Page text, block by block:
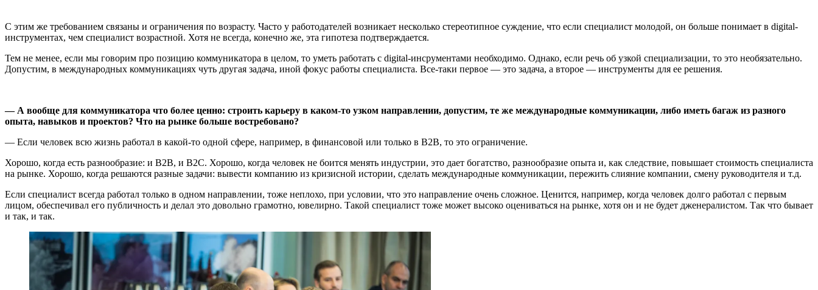
С этим же требованием связаны и ограничения по возрасту. Часто у работодателей возникает несколько стереотипное суждение, что если специалист молодой, он больше понимает в digital-
инструментах, чем специалист возрастной. Хотя не всегда, конечно же, эта гипотеза подтверждается.
Тем не менее, если мы говорим про позицию коммуникатора в целом, то уметь работать с digital-инсрументами необходимо. Однако, если речь об узкой специализации, то это необязательно.
Допустим, в международных коммуникациях чуть другая задача, иной фокус работы специалиста. Все-таки первое — это задача, а второе — инструменты для ее решения.
— А вообще для коммуникатора что более ценно: строить карьеру в каком-то узком направлении, допустим, те же международные коммуникации, либо иметь багаж из разного
опыта, навыков и проектов? Что на рынке больше востребовано?
— Если человек всю жизнь работал в какой-то одной сфере, например, в финансовой или только в B2B, то это ограничение.
Хорошо, когда есть разнообразие: и B2B, и B2C. Хорошо, когда человек не боится менять индустрии, это дает богатство, разнообразие опыта и, как следствие, повышает стоимость специалиста
на рынке. Хорошо, когда решаются разные задачи: вывести компанию из кризисной истории, сделать международные коммуникации, пережить слияние компании, смену руководителя и т.д.
Если специалист всегда работал только в одном направлении, тоже неплохо, при условии, что это направление очень сложное. Ценится, например, когда человек долго работал с первым
лицом, обеспечивал его публичность и делал это довольно грамотно, ювелирно. Такой специалист тоже может высоко оцениваться на рынке, хотя он и не будет дженералистом. Так что бывает
и так, и так.